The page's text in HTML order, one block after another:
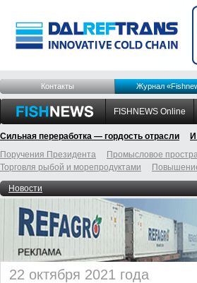
Контакты Журнал
FISHNEWS Online
Сильная переработка — гордость отрасли
Поручения Президента
Промысловое
Торговля рыбой и морепродуктами
Новости
22 октября 2021 года